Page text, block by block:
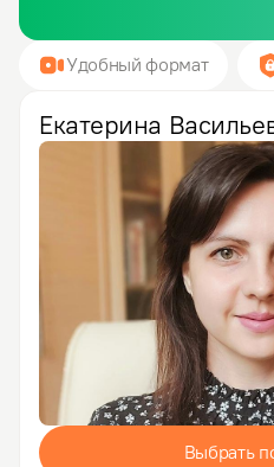
Удобный формат
Екатерина
Выбрать